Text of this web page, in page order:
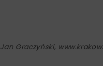
Graczyński,